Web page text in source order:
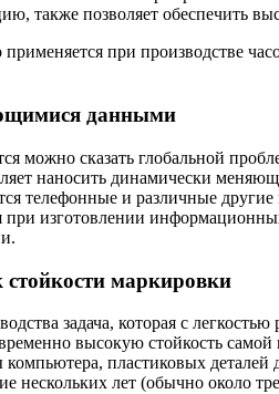
также позволяет обеспечить
при производстве
данными
сказать глобальной
наносить динамически
телефонные и различные
изготовлении
маркировки
задача, которая с
высокую стойкость
пластиковых
нескольких лет (обычно около